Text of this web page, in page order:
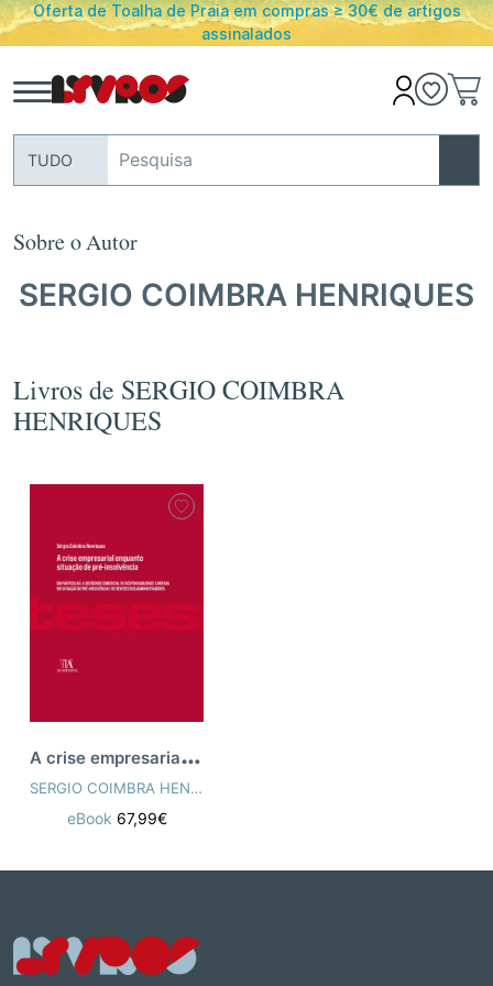
Oferta de Toalha de Praia em compras ≥ 30€ de artigos
assinalados
TUDO
Sobre o Autor
SERGIO COIMBRA HENRIQUES
Livros de SERGIO COIMBRA
HENRIQUES
A
crise empresarial enquanto situação de
SERGIO COIMBRA HENRIQUES
eBook 67,99€